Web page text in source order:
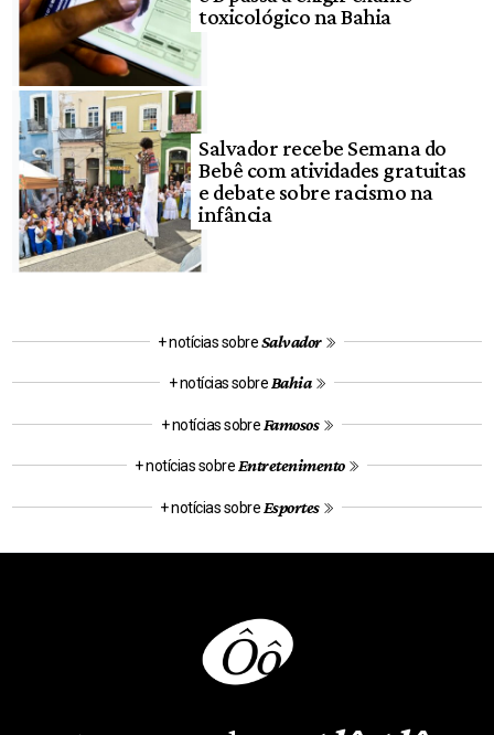
toxicológico na Bahia
Salvador recebe Semana do
Bebê com atividades gratuitas
e debate sobre racismo na
infância
+ notícias sobreSalvador
+ notícias sobre Bahia
+ notícias sobre Famosos
+ notícias sobre Entretenimento
+ notícias sobre Esportes